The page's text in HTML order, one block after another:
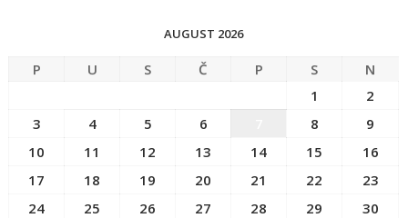
AUGUST 2026
P U S Č P S
N
1
2
3
4 5 6 8
9
10
11 12 13 14 15
16
17
18 19 20 21 22
23
24
25 26 27 28 29
30